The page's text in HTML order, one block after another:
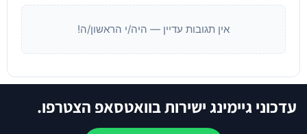
אין תגובות עדיין — היה/י הראשון/ה!
עדכוני גיימינג ישירות בוואטסאפ הצטרפו.